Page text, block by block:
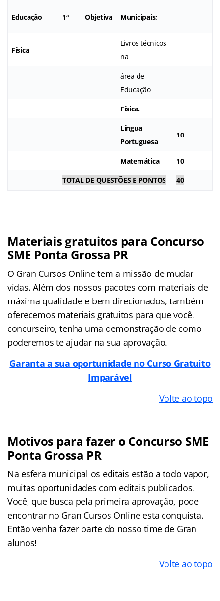
Educação 1ª Objetiva Municipais;
Física
Livros técnicos
na
área de
Educação
Física.
Língua
Portuguesa
10
Matemática 10
TOTAL DE QUESTÕES E PONTOS 40
Materiais gratuitos para Concurso
SME Ponta Grossa PR
O Gran Cursos Online tem a missão de mudar
vidas. Além dos nossos pacotes com materiais de
máxima qualidade e bem direcionados, também
oferecemos materiais gratuitos para que você,
concurseiro, tenha uma demonstração de como
poderemos te ajudar na sua aprovação.
Garanta a sua oportunidade no Curso Gratuito
Imparável
Volte ao topo
Motivos para fazer o Concurso SME
Ponta Grossa PR
Na esfera municipal os editais estão a todo vapor,
muitas oportunidades com editais publicados.
Você, que busca pela primeira aprovação, pode
encontrar no Gran Cursos Online esta conquista.
Então venha fazer parte do nosso time de Gran
alunos!
Volte ao topo